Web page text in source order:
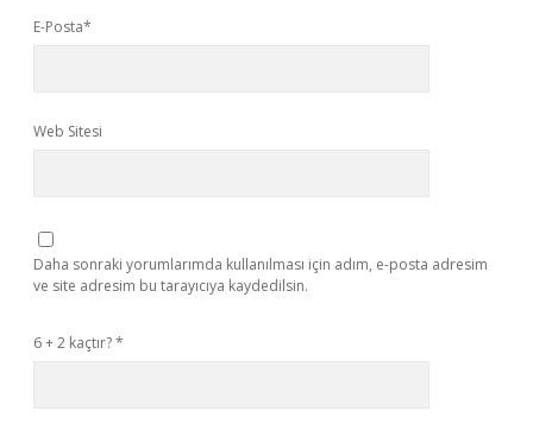
E-Posta*
Web Sitesi
Daha sonraki yorumlarımda kullanılması için adım, e-posta adresim
ve site adresim bu tarayıcıya kaydedilsin.
6 + 2 kaçtır?*